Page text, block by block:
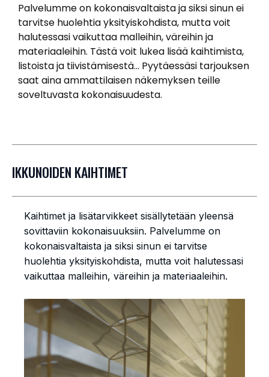
Palvelumme on kokonaisvaltaista ja siksi sinun ei
tarvitse huolehtia yksityiskohdista, mutta voit
halutessasi vaikuttaa malleihin, väreihin ja
materiaaleihin. Tästä voit lukea lisää kaihtimista,
listoista ja tiivistämisestä… Pyytäessäsi tarjouksen
saat aina ammattilaisen näkemyksen teille
soveltuvasta kokonaisuudesta.
IKKUNOIDEN KAIHTIMET
Kaihtimet ja lisätarvikkeet sisällytetään yleensä
sovittaviin kokonaisuuksiin. Palvelumme on
kokonaisvaltaista ja siksi sinun ei tarvitse
huolehtia yksityiskohdista, mutta voit halutessasi
vaikuttaa malleihin, väreihin ja materiaaleihin.